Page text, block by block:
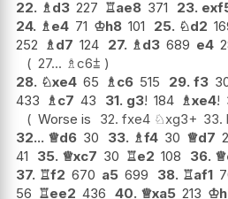
22. ♗d3 227 ♖ae8 371 23.
24. ♗e4 71 ♔h8 101 25. ♘d2
252 ♗d7 124 27. ♗d3 689 e4
27... ♗c6⩲
28. ♘xe4 65 ♗c6 515 29. f3
433 ♗c7 43 31. g3! 184 ♗xe4!
Worse is
32. fxe4 ♘xg3+ 33.
32... ♕d6 30 33. ♗f4 30 ♕d7
41
35. ♕xc7 30 ♖e2 108 36. ♕
37. ♖f2 670 a5 699 38. ♖af1
56 ♖ee2 436 40. ♕xa5 213 ♔